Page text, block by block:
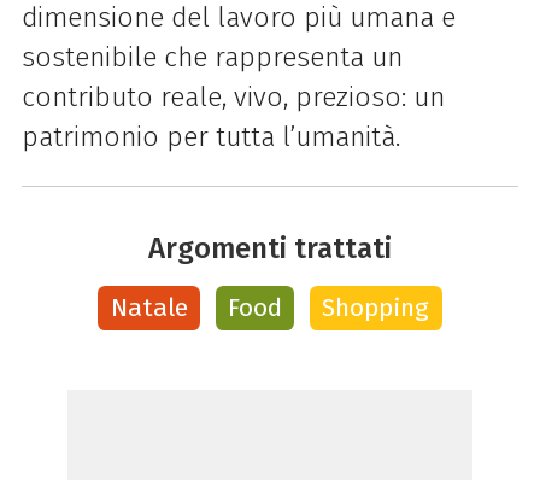
dimensione del lavoro più umana e
sostenibile che rappresenta un
contributo reale, vivo, prezioso: un
patrimonio per tutta l’umanità.
Argomenti trattati
Natale Food Shopping